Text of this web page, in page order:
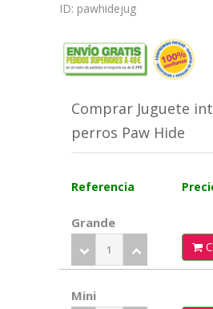
ID: pawhidejug
Comprar Juguete
perros Paw Hide
Referencia
Grande
Mini